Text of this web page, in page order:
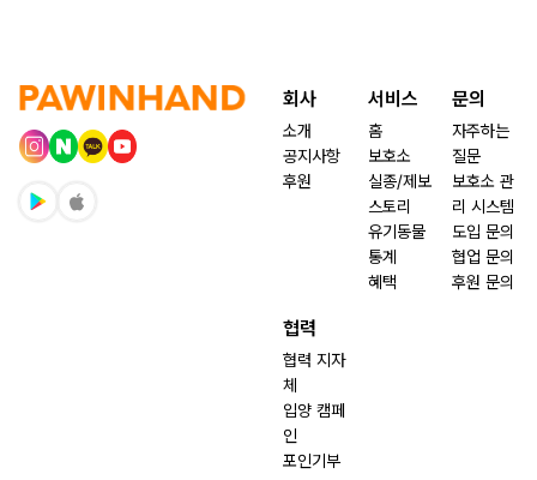
회사
소개
공지사항
후원
서비스
홈
보호소
실종/제보
스토리
유기동물
통계
혜택
문의
자주하는
질문
보호소 관
리 시스템
도입 문의
협업 문의
후원 문의
협력
협력 지자
체
입양 캠페
인
포인기부